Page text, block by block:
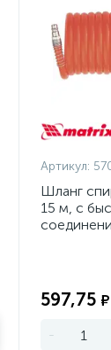
Артикул:
Шланг
15 м, с
597,75 ₽
-